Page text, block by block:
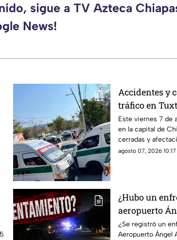
sigue a TV Azteca
News!
Accidentes y
tráfico en
Este viernes 7 de
en la capital de
cerradas y
agosto 07, 2026 10:17
¿Hubo un
aeropuerto
dijeron las
¿Se registró un
Aeropuerto Ángel